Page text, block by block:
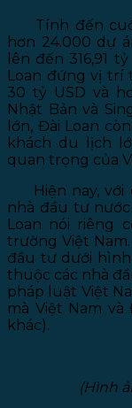
Tính đến cuối
hơn 24.000 dự
lên đến 316,91
Loan đứng vị trí
30 tỷ USD và
Nhật Bản và
lớn, Đài Loan
khách du lịch
quan trọng của
Hiện nay, với
nhà đầu tư
Loan nói riêng
trường Việt
đầu tư dưới
thuộc các nhà
pháp luật Việt
mà Việt Nam
khác).
(Hình